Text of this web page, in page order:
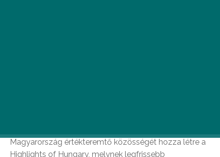
Magyarország értékteremtő közösségét hozza létre a
Highlights of Hungary, melynek legfrissebb